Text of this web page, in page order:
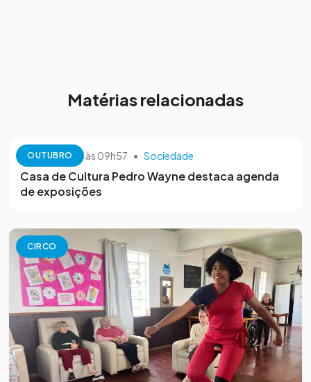
Matérias relacionadas
OUTUBRO
13 de outubro às 09h57 • Sociedade
Casa de Cultura Pedro Wayne destaca agenda
de exposições
CIRCO